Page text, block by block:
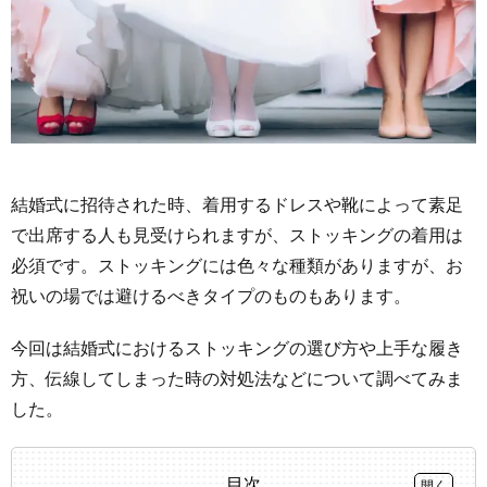
結婚式に招待された時、着用するドレスや靴によって素足
で出席する人も見受けられますが、ストッキングの着用は
必須です。ストッキングには色々な種類がありますが、お
祝いの場では避けるべきタイプのものもあります。
今回は結婚式におけるストッキングの選び方や上手な履き
方、伝線してしまった時の対処法などについて調べてみま
した。